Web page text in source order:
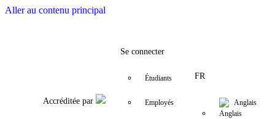
Aller au contenu principal
FacebookTwitter
Accréditée par
Se connecter
Étudiants
Employés
FR
Anglais